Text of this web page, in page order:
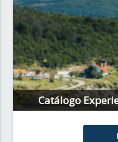
Catálogo